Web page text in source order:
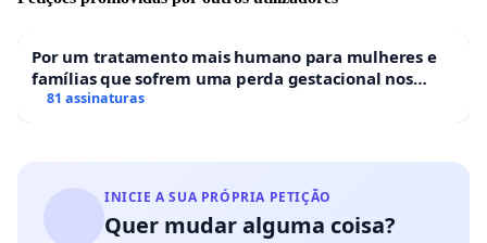
decisão.
Contamos com o apoio de todos para reverter essa
Por um tratamento mais humano para mulheres e
famílias que sofrem uma perda gestacional nos
hospitais portugueses
81 assinaturas
INICIE A SUA PRÓPRIA PETIÇÃO
Quer mudar alguma coisa?